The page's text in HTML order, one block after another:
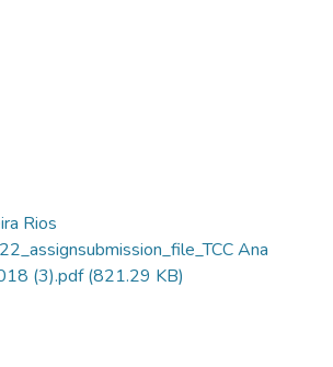
Rios
Ana
(3).pdf(821.29 KB)